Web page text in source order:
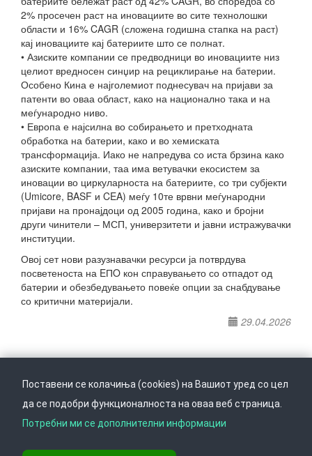
2% просечен раст на иновациите во сите технолошки
области и 16% CAGR (сложена годишна стапка на раст)
кај иновациите кај батериите што се полнат.
• Азиските компании се предводници во иновациите низ
целиот вредносен синџир на рециклирање на батерии.
Особено Кина е најголемиот поднесувач на пријави за
патенти во оваа област, како на национално така и на
меѓународно ниво.
• Европа е најсилна во собирањето и претходната
обработка на батерии, како и во хемиската
трансформација. Иако не напредува со иста брзина како
азиските компании, таа има ветувачки екосистем за
иновации во циркуларноста на батериите, со три субјекти
(Umicore, BASF и CEA) меѓу 10те врвни меѓународни
пријави на пронајдоци од 2005 година, како и бројни
други чинители – МСП, универзитети и јавни истражувачки
институции.
Овој сет нови разузнавачки ресурси ја потврдува
посветеноста на EПO кон справувањето со отпадот од
батерии и обезбедувањето повеќе опции за снабдување
со критични материјали.
29.04.2026
Врати се горе Следете не на
Поставени се колачиња (cookies) на Вашиот уред со цел
да се подобри функционалноста на оваа веб страница.
Потребни ми се дополнителни информации